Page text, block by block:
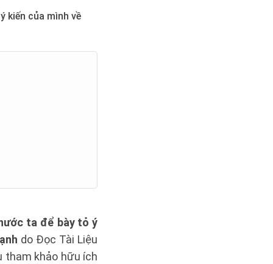
kiến của mình về
ta để bày tỏ ý
do Đọc Tài Liệu
tham khảo hữu ích